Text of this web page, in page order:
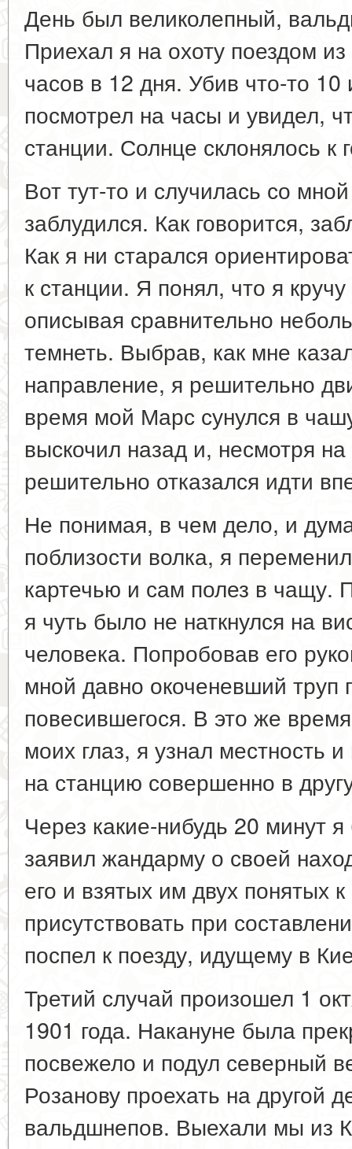
День был великолепный,
Приехал я на охоту поездом
часов в 12 дня. Убив что-то
посмотрел на часы и увидел,
станции. Солнце склонялось к
Вот тут-то и случилась со
заблудился. Как говорится,
Как я ни старался
к станции. Я понял, что я
описывая сравнительно
темнеть. Выбрав, как мне
направление, я решительно
время мой Марс сунулся в
выскочил назад и, несмотря
решительно отказался идти
Не понимая, в чем дело, и
поблизости волка, я
картечью и сам полез в чащу.
я чуть было не наткнулся на
человека. Попробовав его
мной давно окоченевший труп
повесившегося. В это же
моих глаз, я узнал местность
на станцию совершенно в
Через какие-нибудь 20 минут
заявил жандарму о своей
его и взятых им двух понятых
присутствовать при
поспел к поезду, идущему в
Третий случай произошел 1
1901 года. Накануне была
посвежело и подул северный
Розанову проехать на другой
вальдшнепов. Выехали мы из